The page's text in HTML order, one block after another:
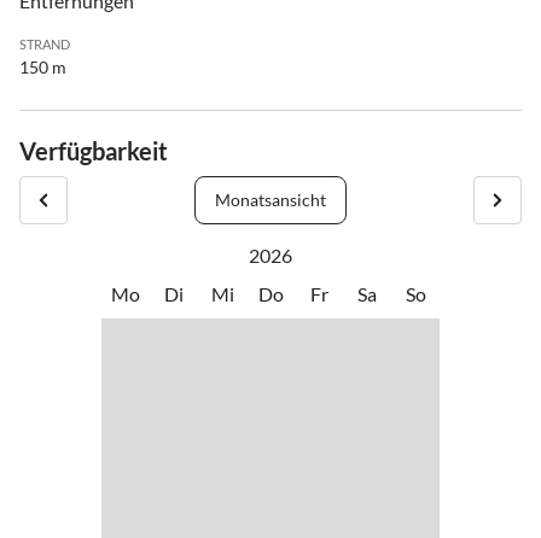
STRAND
150 m
Verfügbarkeit
Monatsansicht
2026
Mo
Di Mi Do Fr Sa So